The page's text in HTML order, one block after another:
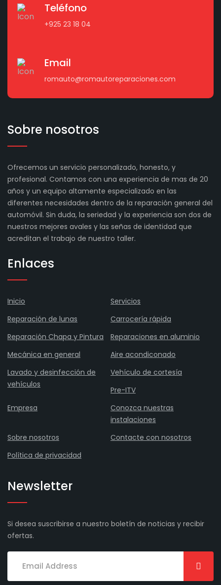
Teléfono
+925 23 18 04
Email
romauto@romautoreparaciones.com
Sobre nosotros
Ofrecemos un servicio personalizado, honesto, y
profesional. Contamos con una experiencia de mas de 20
años y un equipo altamente especializado en las
diferentes necesidades dentro de la reparación general del
automóvil. Sin duda, la seriedad y la experiencia son dos de
nuestros mejores avales y las señas de identidad que
acreditan el trabajo de nuestro taller.
Enlaces
Inicio
Servicios
Reparación de lunas
Carrocería rápida
Reparación Chapa y Pintura
Reparaciones en aluminio
Mecánica en general
Aire acondiconado
Lavado y desinfección de
vehículos
Vehículo de cortesía
Pre-ITV
Empresa
Conozca nuestras
instalaciones
Sobre nosotros
Contacte con nosotros
Política de privacidad
Newsletter
Si desea suscribirse a nuestro boletín de noticias y recibir
ofertas.